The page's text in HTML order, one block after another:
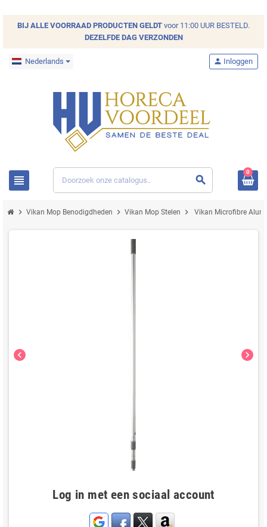
BIJ ALLE VOORRAAD PRODUCTEN GELDT voor 11:00 UUR BESTELD.
DEZELFDE DAG VERZONDEN
Nederlands
view_headline search
person Inloggen
0
chevron_right Vikan Mop Benodigdheden chevron_right Vikan Mop Stelen chevron_right Vikan Microfibre
chevron_left chevron_right
Log in met een sociaal account